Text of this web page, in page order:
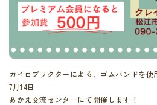
カイロプラクターによる、ゴムバンドを使
7月14日
あかえ交流センターにて開催します！